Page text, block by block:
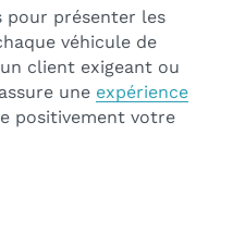
pour présenter les
véhicule de
client exigeant ou
une expérience
positivement votre